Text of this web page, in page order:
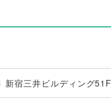
宿三井ビルディング51F